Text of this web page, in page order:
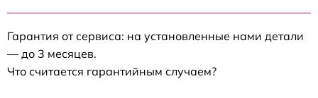
Гарантия от сервиса: на установленные нами детали
— до 3 месяцев.
Что считается гарантийным случаем?